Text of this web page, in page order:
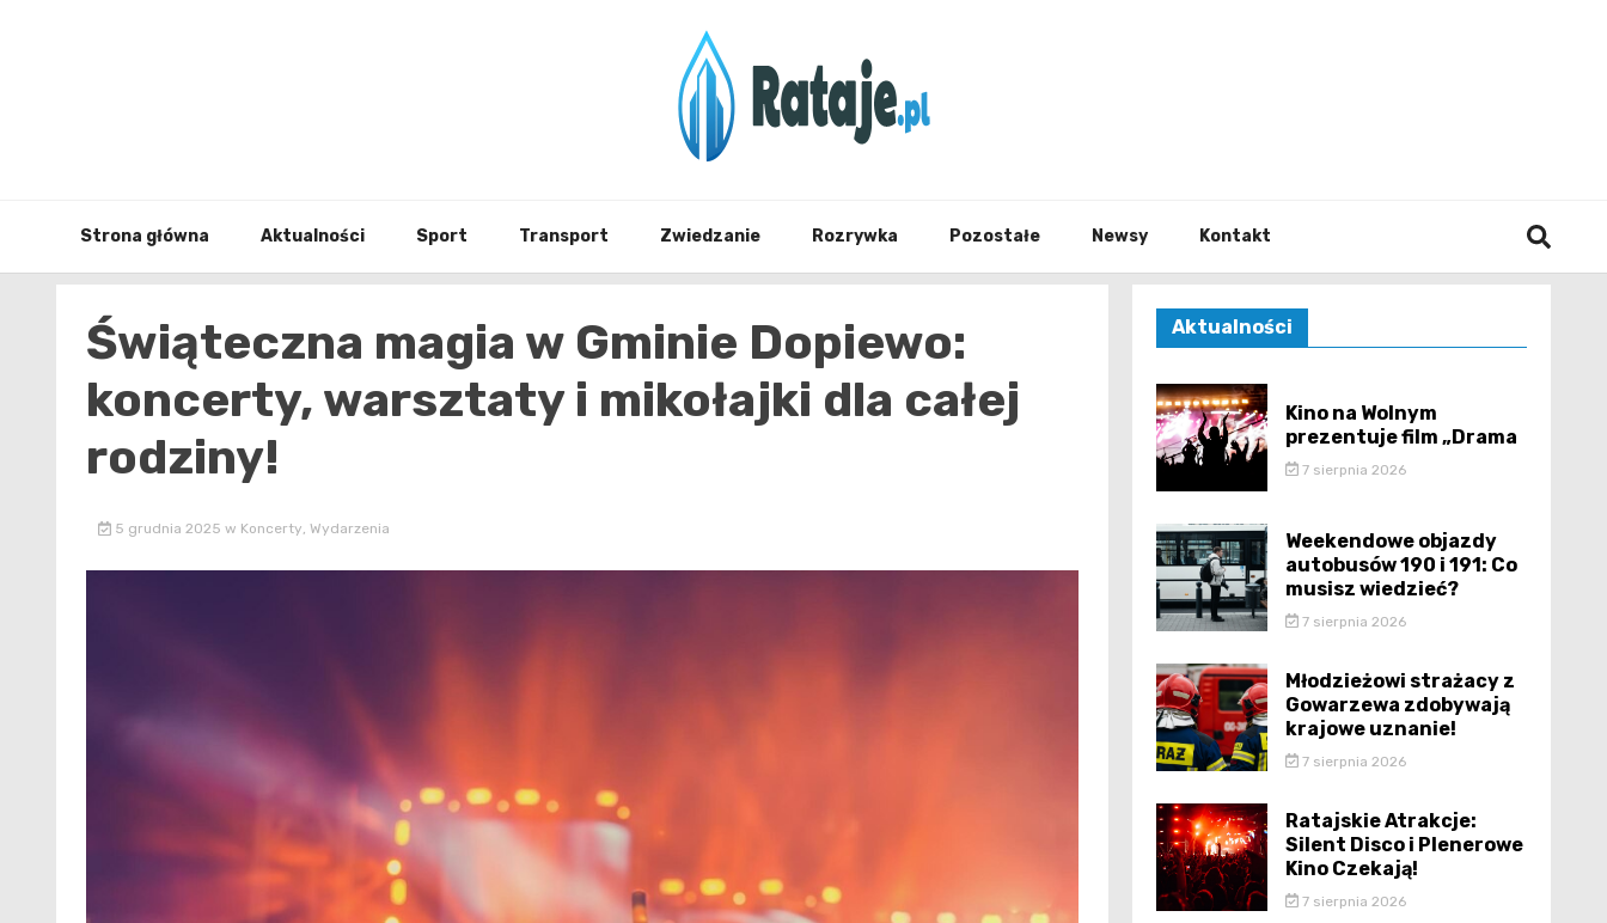
Rataje.pl
Strona główna Aktualności Sport Transport Zwiedzanie Rozrywka Pozostałe Newsy Kontakt
Świąteczna magia w Gminie Dopiewo:
koncerty, warsztaty i mikołajki dla całej
rodziny!
5 grudnia 2025 w Koncerty, Wydarzenia
Aktualności
Kino na Wolnym
prezentuje film „Drama
7 sierpnia 2026
Weekendowe objazdy
autobusów 190 i 191: Co
musisz wiedzieć?
7 sierpnia 2026
Młodzieżowi strażacy z
Gowarzewa zdobywają
krajowe uznanie!
7 sierpnia 2026
Ratajskie Atrakcje:
Silent Disco i Plenerowe
Kino Czekają!
7 sierpnia 2026